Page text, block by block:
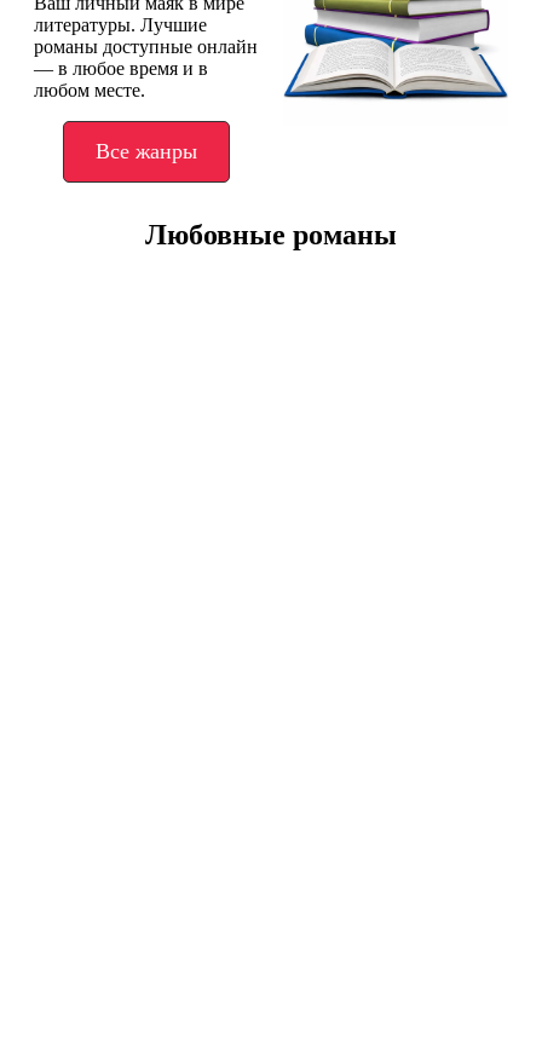
литературы. Лучшие
романы доступные онлайн
— в любое время и в
любом месте.
Все жанры
Любовные романы